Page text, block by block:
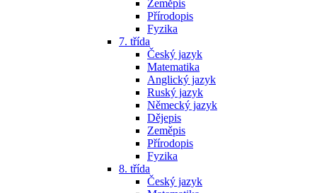
Zeměpis
Přírodopis
Fyzika
7. třída
Český jazyk
Matematika
Anglický jazyk
Ruský jazyk
Německý jazyk
Dějepis
Zeměpis
Přírodopis
Fyzika
8. třída
Český jazyk